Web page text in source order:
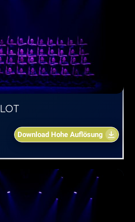
Download Hohe Auflösung